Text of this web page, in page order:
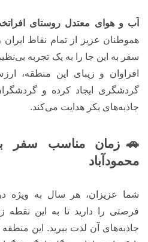
آب و هوای معتدل روستای
هموطنان عزیز از تمام نقاط
سفر به این جا را به یک تجربه
افراوان و زیبای این منطقه،
گردشگری ایجاد کرده و
جاذبه‌های بکر هدایت می‌کند.
🚗زمان مناسب سفر
محمودآباد
شما عزیزان، هر سال به ویژه
فرصتی را دارید تا به این نقطه
جاذبه‌های آن لذت ببرید. این منطقه